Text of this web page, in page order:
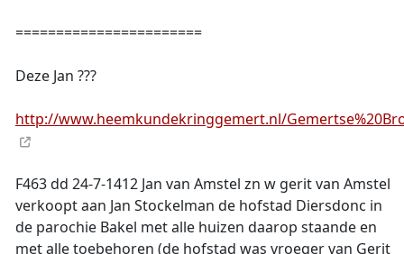
=======================
Deze Jan ???
http://www.heemkundekringgemert.nl/
F463 dd 24-7-1412 Jan van Amstel zn w gerit van Amstel
verkoopt aan Jan Stockelman de hofstad Diersdonc in
de parochie Bakel met alle huizen daarop staande en
met alle toebehoren (de hofstad was vroeger van Gerit